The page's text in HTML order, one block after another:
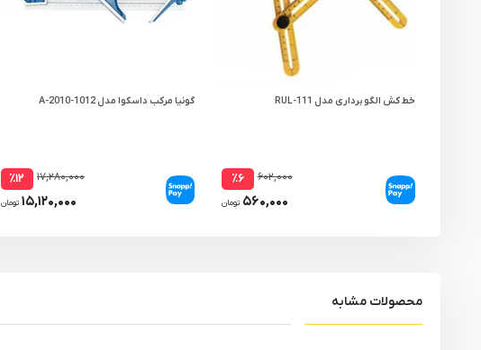
خط کش الگو برداری مدل RUL-111
۶۰۲,۰۰۰ ٪۶
۵۶۰,۰۰۰ تومان
گونیا مرکب داسکوا مدل 1012-2010-A
۱۷,۲۸۰,۰۰۰ ٪۱۲
۱۵,۱۲۰,۰۰۰ تومان
محصولات مشابه